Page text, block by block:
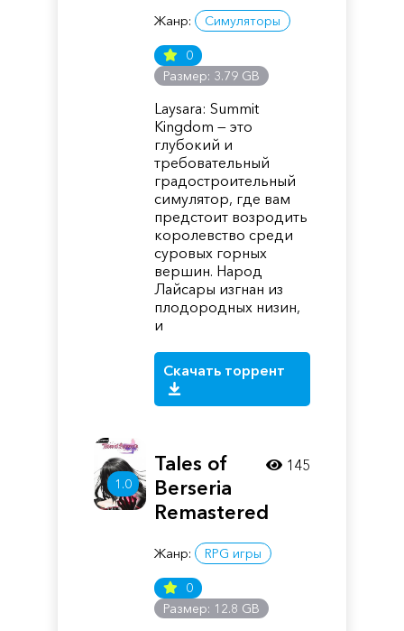
Жанр: Симуляторы
0
Размер: 3.79 GB
Laysara: Summit
Kingdom — это
глубокий и
требовательный
градостроительный
симулятор, где вам
предстоит возродить
королевство среди
суровых горных
вершин. Народ
Лайсары изгнан из
плодородных низин,
и
Скачать торрент
1.0
Tales of
Berseria
Remastered
Жанр: RPG игры
0
Размер: 12.8 GB
145